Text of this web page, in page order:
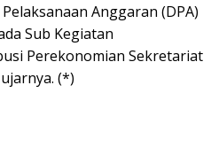
Anggaran (DPA)
Sub Kegiatan
Perekonomian Sekretariat
(*)